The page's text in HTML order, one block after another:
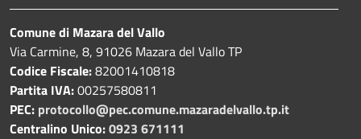
Comune di Mazara del Vallo
Via Carmine, 8, 91026 Mazara del Vallo TP
Codice Fiscale:82001410818
Partita IVA:00257580811
PEC: protocollo@pec.comune.mazaradelvallo.tp.it
Centralino Unico:0923 671111